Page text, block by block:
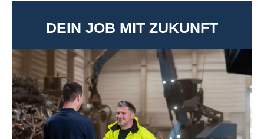
DEIN JOB MIT ZUKUNFT